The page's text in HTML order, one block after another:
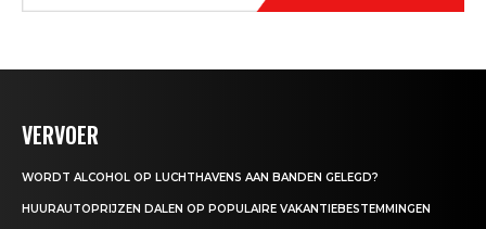
VERVOER
WORDT ALCOHOL OP LUCHTHAVENS AAN BANDEN GELEGD?
HUURAUTOPRIJZEN DALEN OP POPULAIRE VAKANTIEBESTEMMINGEN